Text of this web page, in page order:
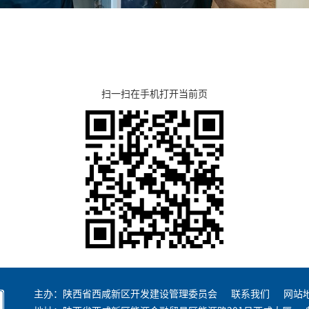
扫一扫在手机打开当前页
主办：陕西省西咸新区开发建设管理委员会 联系我们
网站